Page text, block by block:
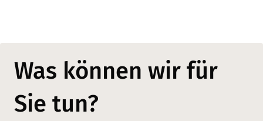
Was können wir für
Sie tun?